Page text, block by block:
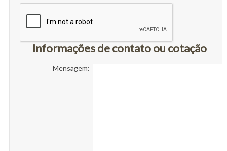
Informações de contato ou cotação
Mensagem: